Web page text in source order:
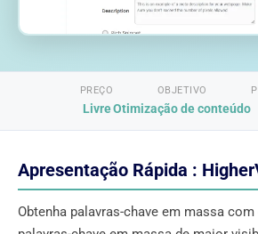
PREÇO
Livre
OBJETIVO
Otimização de conteúdo
Apresentação Rápida :
Obtenha palavras-chave em massa